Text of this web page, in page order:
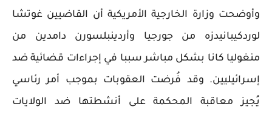
وأوضحت وزارة الخارجية الأمريكية أن القاضيين غوتشا
لوردكيبانيدزه من جورجيا وأردينبلسورن دامدين من
منغوليا كانا بشكل مباشر سببا في إجراءات قضائية ضد
إسرائيليين. وقد فُرضت العقوبات بموجب أمر رئاسي
يُجيز معاقبة المحكمة على أنشطتها ضد الولايات